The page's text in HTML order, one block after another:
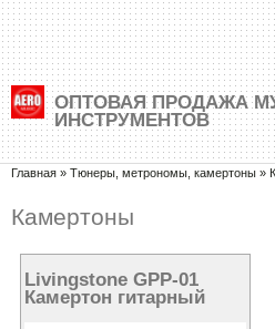
Перейти к основному содержанию
Skip to search
ОПТОВАЯ ПРОДАЖА
ИНСТРУМЕНТОВ
Вы здесь
Главная » Тюнеры, метрономы, камертоны »
Камертоны
Livingstone GPP-01
Камертон гитарный